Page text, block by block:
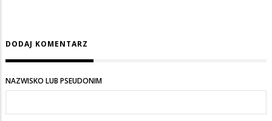
DODAJ KOMENTARZ
NAZWISKO LUB PSEUDONIM